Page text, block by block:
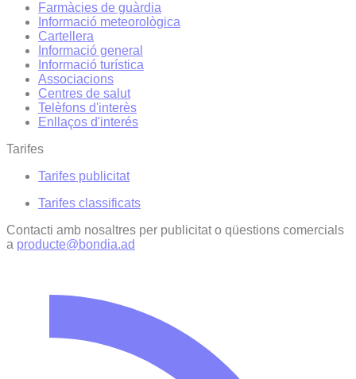
Farmàcies de guàrdia
Informació meteorològica
Cartellera
Informació general
Informació turística
Associacions
Centres de salut
Telèfons d'interès
Enllaços d'interés
Tarifes
Tarifes publicitat
Tarifes classificats
Contacti amb nosaltres per publicitat o qüestions comercials
a producte@bondia.ad